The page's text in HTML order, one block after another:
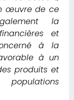
œuvre de ce
la
et
à la
à un
produits et